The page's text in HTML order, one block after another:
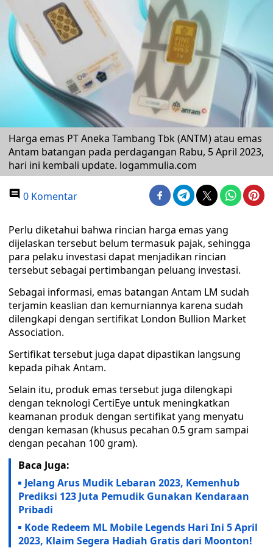
Harga emas PT Aneka Tambang Tbk (ANTM) atau emas
Antam batangan pada perdagangan Rabu, 5 April 2023,
hari ini kembali update. logammulia.com
0 Komentar
Perlu diketahui bahwa rincian harga emas yang
dijelaskan tersebut belum termasuk pajak, sehingga
para pelaku investasi dapat menjadikan rincian
tersebut sebagai pertimbangan peluang investasi.
Sebagai informasi, emas batangan Antam LM sudah
terjamin keaslian dan kemurniannya karena sudah
dilengkapi dengan sertifikat London Bullion Market
Association.
Sertifikat tersebut juga dapat dipastikan langsung
kepada pihak Antam.
Selain itu, produk emas tersebut juga dilengkapi
dengan teknologi CertiEye untuk meningkatkan
keamanan produk dengan sertifikat yang menyatu
dengan kemasan (khusus pecahan 0.5 gram sampai
dengan pecahan 100 gram).
Baca Juga:
Jelang Arus Mudik Lebaran 2023, Kemenhub
Prediksi 123 Juta Pemudik Gunakan Kendaraan
Pribadi
Kode Redeem ML Mobile Legends Hari Ini 5 April
2023, Klaim Segera Hadiah Gratis dari Moonton!